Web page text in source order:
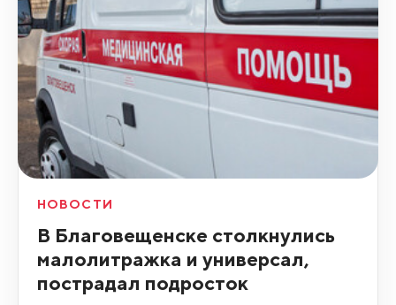
НОВОСТИ
В Благовещенске столкнулись
малолитражка и универсал,
пострадал подросток